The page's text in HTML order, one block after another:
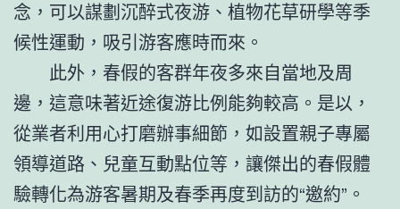
念，可以謀劃沉醉式夜游、植物花草研學等季
候性運動，吸引游客應時而來。
此外，春假的客群年夜多來自當地及周
邊，這意味著近途復游比例能夠較高。是以，
從業者利用心打磨辦事細節，如設置親子專屬
領導道路、兒童互動點位等，讓傑出的春假體
驗轉化為游客暑期及春季再度到訪的“邀約”。